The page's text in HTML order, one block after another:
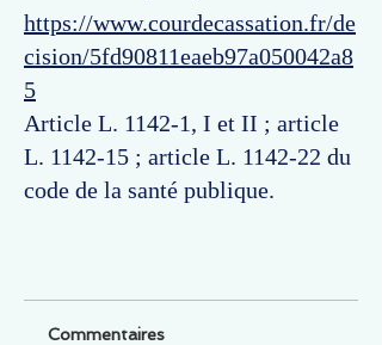
https://www.courdecassation.fr/de
cision/5fd90811eaeb97a050042a8
5
Article L. 1142-1, I et II ; article
L. 1142-15 ; article L. 1142-22 du
code de la santé publique.
Commentaires